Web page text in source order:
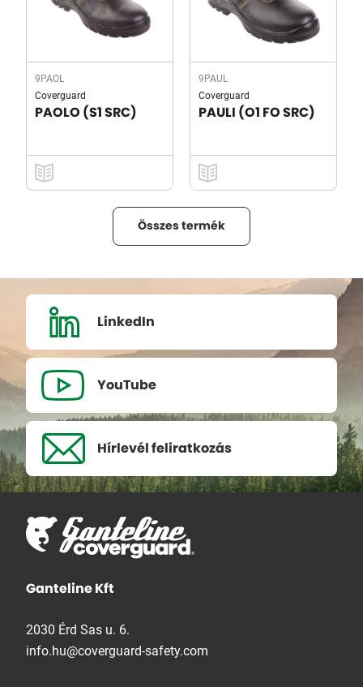
9PAOL
Coverguard
PAOLO (S1 SRC)
9PAUL
Coverguard
PAULI (O1 FO SRC)
Összes termék
LinkedIn
YouTube
Hírlevél feliratkozás
Ganteline Kft
2030 Érd Sas u. 6.
info.hu@coverguard-safety.com